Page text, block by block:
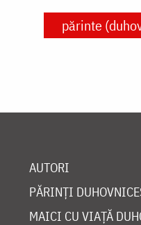
părinte
AUTORI
PĂRINȚI
MAICI CU VIAȚĂ